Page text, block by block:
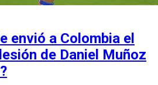
envió a Colombia el
de Daniel Muñoz